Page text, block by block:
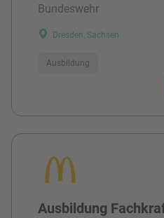
Bundeswehr
Dresden, Sachsen
Ausbildung
Ausbildung